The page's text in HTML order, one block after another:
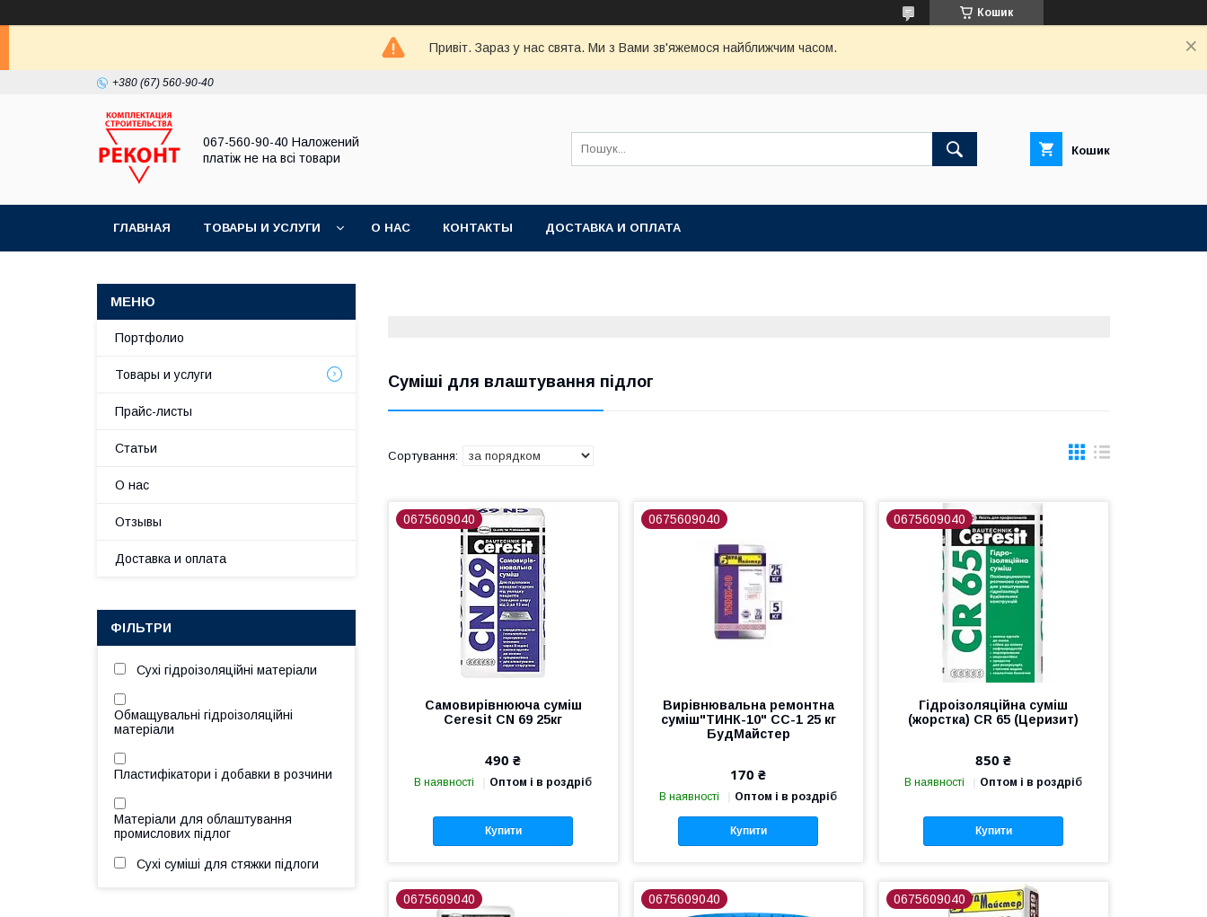
Кошик
Привіт. Зараз у нас свята. Ми з Вами зв'яжемося найближчим часом.
+380 (67) 560-90-40
067-560-90-40 Наложений
платіж не на всі товари
Кошик
ГЛАВНАЯ ТОВАРЫ И УСЛУГИ О НАС КОНТАКТЫ ДОСТАВКА И ОПЛАТА
Суміші для влаштування підлог
0675609040
Самовирівнююча суміш
Ceresit CN 69 25кг
490 ₴
В наявності Оптом і в роздріб
Купити
0675609040
Вирівнювальна ремонтна
суміш"ТИНК-10" СС-1 25 кг
БудМайстер
170 ₴
В наявності Оптом і в роздріб
Купити
0675609040
Гідроізоляційна суміш
(жорстка) СR 65 (Церизит)
850 ₴
В наявності Оптом і в роздріб
Купити
0675609040 0675609040 0675609040
Портфолио
Товары и услуги
Прайс-листы
Статьи
О нас
Отзывы
Доставка и оплата
ФІЛЬТРИ
Сухі гідроізоляційні матеріали
Обмащувальні гідроізоляційні
матеріали
Пластифікатори і добавки в розчини
Матеріали для облаштування
промислових підлог
Сухі суміші для стяжки підлоги